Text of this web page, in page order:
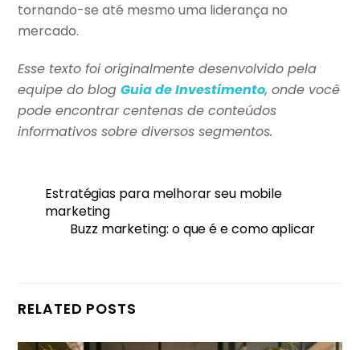
tornando-se até mesmo uma liderança no
mercado.
Esse texto foi originalmente desenvolvido pela
equipe do blogGuia de Investimento, onde você
pode encontrar centenas de conteúdos
informativos sobre diversos segmentos.
Estratégias para melhorar seu mobile
marketing
Buzz marketing: o que é e como aplicar
RELATED POSTS